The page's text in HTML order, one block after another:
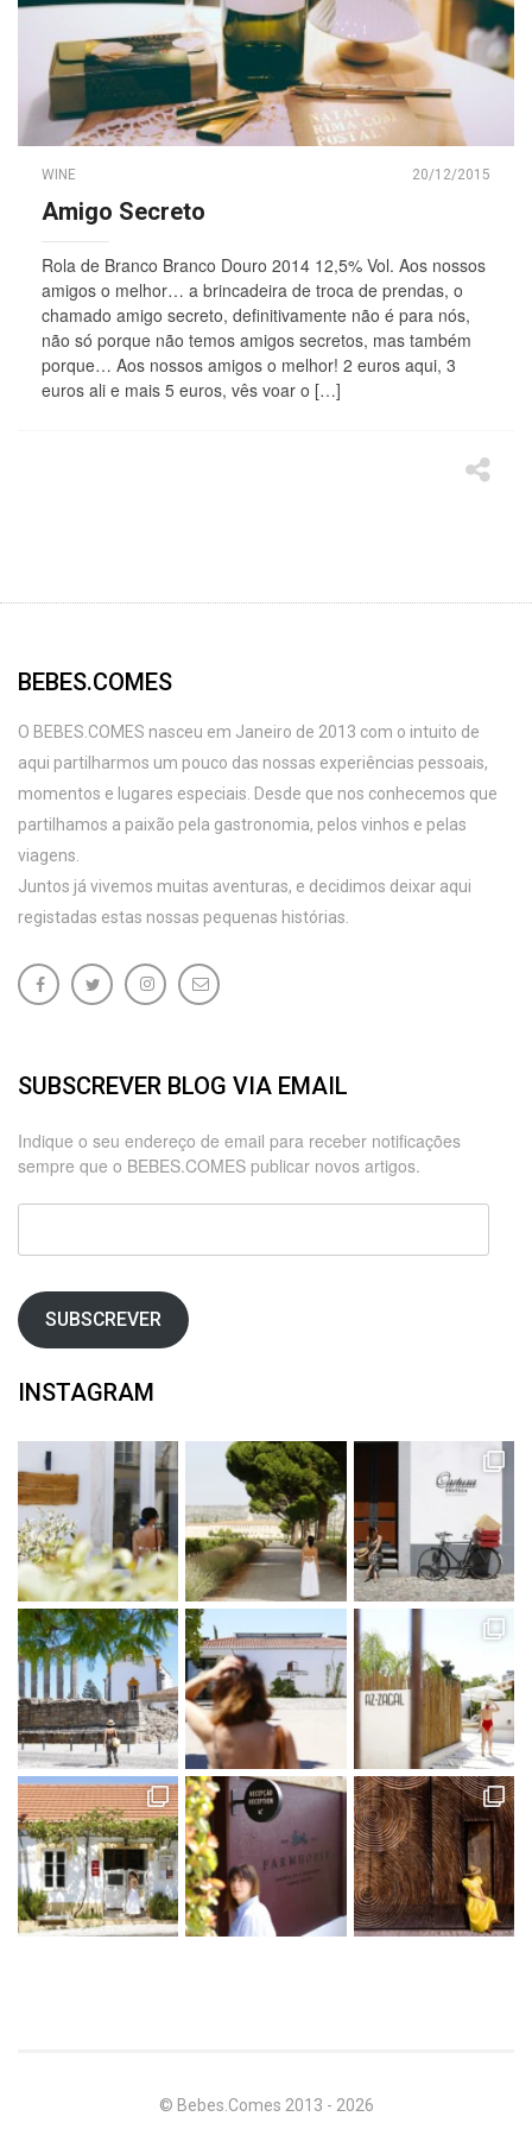
WINE 20/12/2015
Amigo Secreto
Rola de Branco Branco Douro 2014 12,5% Vol. Aos nossos
amigos o melhor… a brincadeira de troca de prendas, o
chamado amigo secreto, definitivamente não é para nós,
não só porque não temos amigos secretos, mas também
porque… Aos nossos amigos o melhor! 2 euros aqui, 3
euros ali e mais 5 euros, vês voar o […]
BEBES.COMES
O BEBES.COMES nasceu em Janeiro de 2013 com o intuito de
aqui partilharmos um pouco das nossas experiências pessoais,
momentos e lugares especiais. Desde que nos conhecemos que
partilhamos a paixão pela gastronomia, pelos vinhos e pelas
viagens.
Juntos já vivemos muitas aventuras, e decidimos deixar aqui
registadas estas nossas pequenas histórias.
SUBSCREVER BLOG VIA EMAIL
Indique o seu endereço de email para receber notificações
sempre que o BEBES.COMES publicar novos artigos.
Endereço
email
SUBSCREVER
INSTAGRAM
© Bebes.Comes 2013 - 2026